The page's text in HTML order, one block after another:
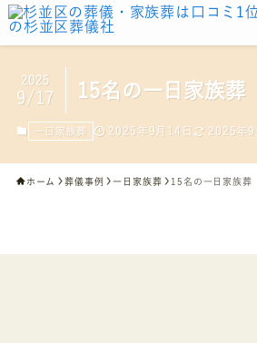
15名の一日家族葬
2025
9/17
一日家族葬 2025年9月14日 2025年9
ホーム 葬儀事例 一日家族葬 15名の一日家族葬